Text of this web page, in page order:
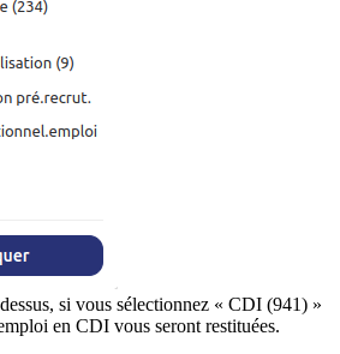
si vous sélectionnez « CDI (941) »
en CDI vous seront restituées.